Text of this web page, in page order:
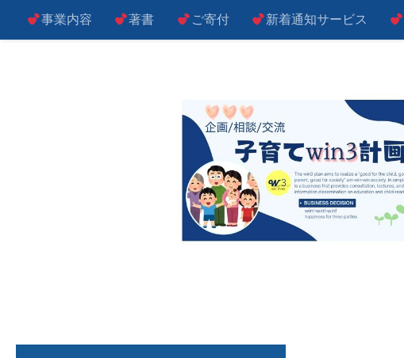
コンテンツへスキップ
事業内容 著書 ご寄付 新着通知サービス